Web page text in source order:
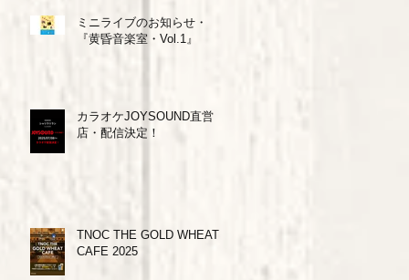
ミニライブのお知らせ・
『黄昏音楽室・Vol.1』
カラオケJOYSOUND直営
店・配信決定！
TNOC THE GOLD WHEAT
CAFE 2025